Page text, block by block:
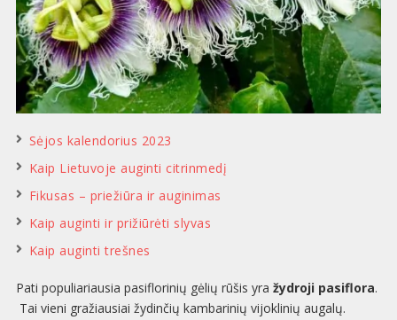
Sėjos kalendorius 2023
Kaip Lietuvoje auginti citrinmedį
Fikusas – priežiūra ir auginimas
Kaip auginti ir prižiūrėti slyvas
Kaip auginti trešnes
Pati populiariausia pasiflorinių gėlių rūšis yra žydroji pasiflora.
Tai vieni gražiausiai žydinčių kambarinių vijoklinių augalų.